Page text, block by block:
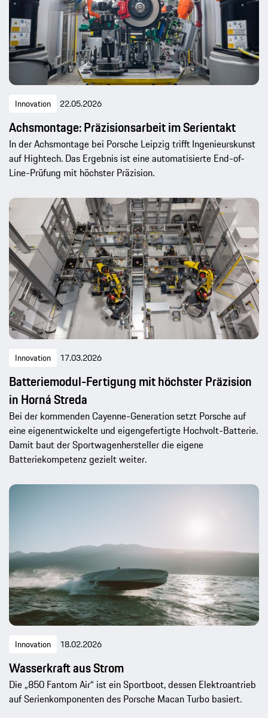
Innovation 22.05.2026
Achsmontage: Präzisionsarbeit im Serientakt
In der Achsmontage bei Porsche Leipzig trifft Ingenieurskunst
auf Hightech. Das Ergebnis ist eine automatisierte End-of-
Line-Prüfung mit höchster Präzision.
Innovation 17.03.2026
Batteriemodul-Fertigung mit höchster Präzision
in Horná Streda
Bei der kommenden Cayenne-Generation setzt Porsche auf
eine eigenentwickelte und eigengefertigte Hochvolt-Batterie.
Damit baut der Sportwagenhersteller die eigene
Batteriekompetenz gezielt weiter.
Innovation 18.02.2026
Wasserkraft aus Strom
Die „850 Fantom Air“ ist ein Sportboot, dessen Elektroantrieb
auf Serienkomponenten des Porsche Macan Turbo basiert.